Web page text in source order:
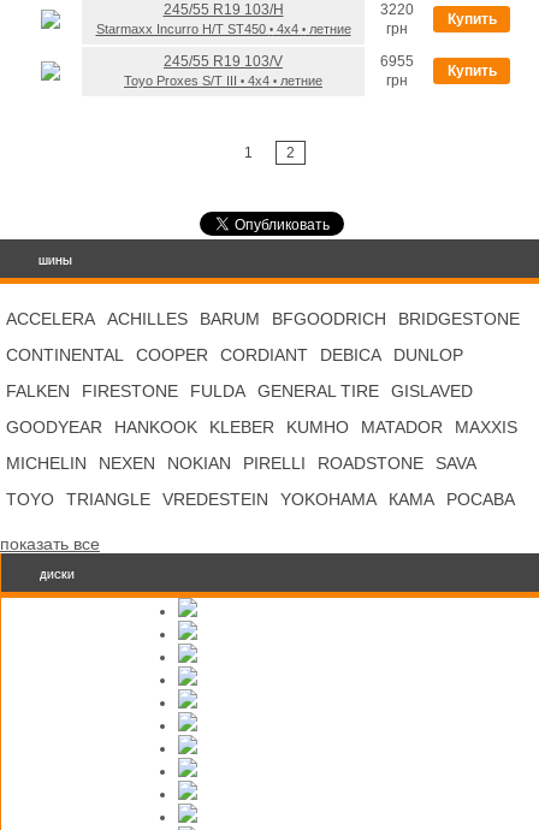
ШИНЫ
ACCELERA ACHILLES BARUM BFGOODRICH
BRIDGESTONE
CONTINENTAL
COOPER CORDIANT DEBICA
DUNLOP
FALKEN
FIRESTONE FULDA GENERAL TIRE
GISLAVED
GOODYEAR
HANKOOK KLEBER KUMHO MATADOR
MAXXIS
MICHELIN
NEXEN NOKIAN PIRELLI ROADSTONE
SAVA
TOYO
TRIANGLE VREDESTEIN YOKOHAMA КАМА РОСАВА
показать все
ДИСКИ
245/55 R19 103/H
Starmaxx Incurro H/T ST450 •4x4 •летние
3220
грн
Купить
245/55 R19 103/V
Toyo Proxes S/T III • 4x4 • летние
6955
грн
Купить
1 2